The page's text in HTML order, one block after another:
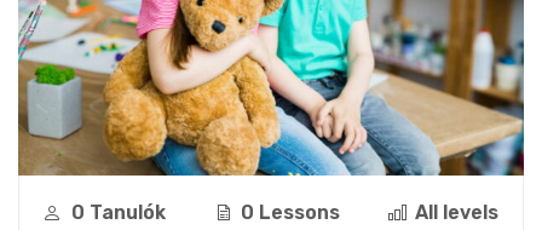
0 Tanulók 0 Lessons All levels